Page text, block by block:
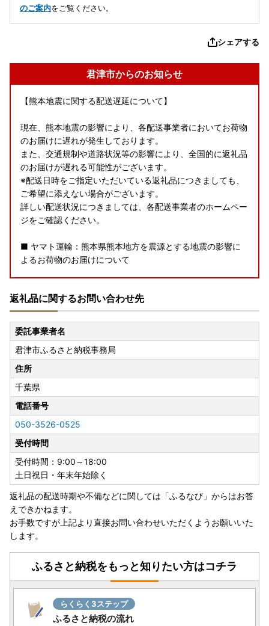
のご案内をご覧ください。
シェアする
君津市からのお知らせ
【熊本地震に関する配送遅延について】
現在、熊本地震の影響により、各配送事業者においてお荷物
のお届けに遅れが発生しております。
また、交通規制や道路状況等の影響により、全国的に返礼品
のお届けが遅れる可能性がございます。
※配送日時をご指定いただいている返礼品につきましても、
ご希望に添えない場合がございます。
詳しい配送状況につきましては、各配送事業者のホームペー
ジをご確認ください。
■ ヤマト運輸：熊本県熊本地方を震源とする地震の影響に
よるお荷物のお届けについて
■ 佐川急便：令和8年熊本地震に伴う集配への影響について
【佐川急便】
■ 日本郵便（ゆうパック）：熊本県熊本地方を震源とする
地震の影響について
【日本郵便（ゆうパック）】
寄附者の皆様にはご不便、ご迷惑をおかけし誠に申し訳ござ
いませんが、何卒ご理解賜りますようお願い申し上げます。
【ふるさと納税事務局 お盆休業期間のお知らせ】
令和8年8月11日（火）～令和8年8月16日（日）事務局休
業といたします。
※ 8月17日（月）より通常営業とさせていただきます。
返礼品に関するお問い合わせ先
委託事業者名
君津市ふるさと納税事務局
住所
千葉県
電話番号
050-3526-0525
受付時間
受付時間：9:00～18:00
土日祝日・年末年始除く
返礼品の配送時期や不備などに関しては「ふるなび」からはお答
えできかねます。
お手数ですが上記より直接お問い合わせいただくようお願いいた
します。
ふるさと納税をもっと知りたい方はコチラ
らくらく3ステップ
ふるさと納税の流れ